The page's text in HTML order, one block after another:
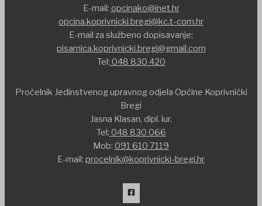
E-mail: opcinako@inet.hr
opcina.koprivnicki.bregi@kc.t-com.hr
E-mail za službeno dopisavanje:
pisarnica.koprivnicki.bregi@gmail.com
Tel: 048 830 420
Pročelnik Jedinstvenog upravnog odjela Općine Koprivnički
Bregi
Jasna Klasan, dipl. iur.
Tel: 048 830 066
Mob: 091 610 7119
E-mail: procelnik@koprivnicki-bregi.hr